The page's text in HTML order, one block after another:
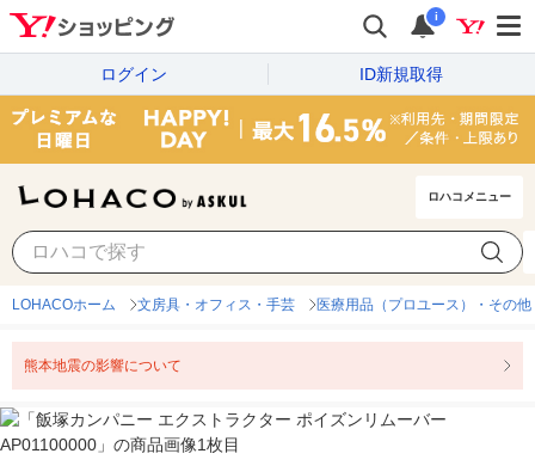
i
ログイン ID新規取得
ロハコメニュー
LOHACOホーム 文房具・オフィス・手芸 医療用品（プロユース）・その他
熊本地震の影響について